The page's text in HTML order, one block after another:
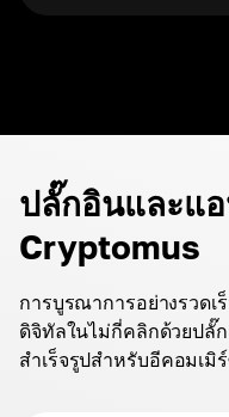
ปลั๊กอินและแ
Cryptomus
การบูรณาการอย่างรวดเ
ดิจิทัลในไม่กี่คลิกด้วยปลั๊
สำเร็จรูปสำหรับอีคอมเมิ